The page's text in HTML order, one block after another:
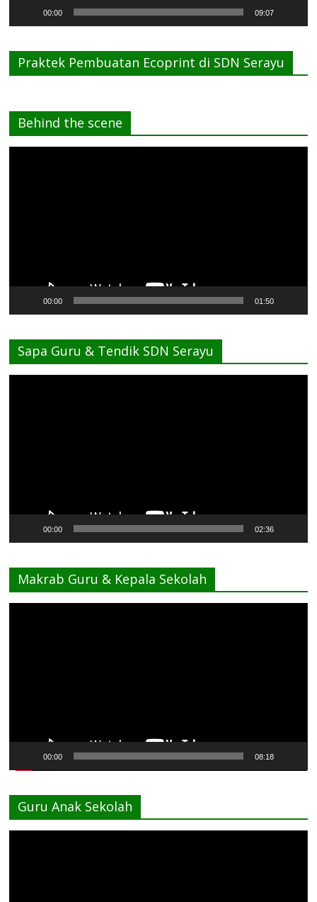
00:00 09:07
Praktek Pembuatan Ecoprint di SDN Serayu
Behind the scene
00:00 01:50
Sapa Guru & Tendik SDN Serayu
00:00 02:36
Makrab Guru & Kepala Sekolah
00:00 08:18
Guru Anak Sekolah